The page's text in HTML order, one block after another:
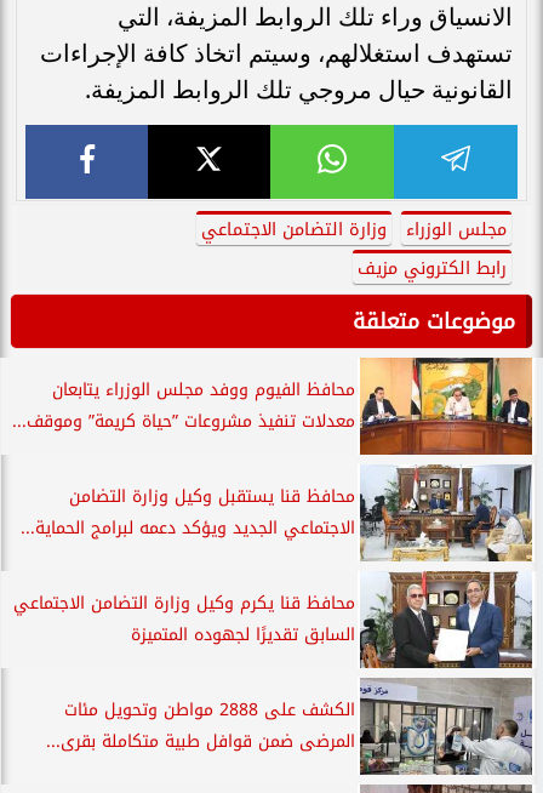
الانسياق وراء تلك الروابط المزيفة، التي
تستهدف استغلالهم، وسيتم اتخاذ كافة الإجراءات
القانونية حيال مروجي تلك الروابط المزيفة.
مجلس الوزراء
وزارة التضامن الاجتماعي
رابط الكتروني مزيف
موضوعات متعلقة
محافظ الفيوم ووفد مجلس الوزراء يتابعان
معدلات تنفيذ مشروعات ”حياة كريمة” وموقف...
محافظ قنا يستقبل وكيل وزارة التضامن
الاجتماعي الجديد ويؤكد دعمه لبرامج الحماية...
محافظ قنا يكرم وكيل وزارة التضامن الاجتماعي
السابق تقديرًا لجهوده المتميزة
الكشف على 2888 مواطن وتحويل مئات
المرضى ضمن قوافل طبية متكاملة بقرى...